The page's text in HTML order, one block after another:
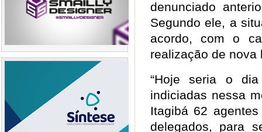
denunciado
Segundo ele, a
acordo, com o
realização de
“Hoje seria o
indiciadas nessa
Itagibá 62
delegados, para